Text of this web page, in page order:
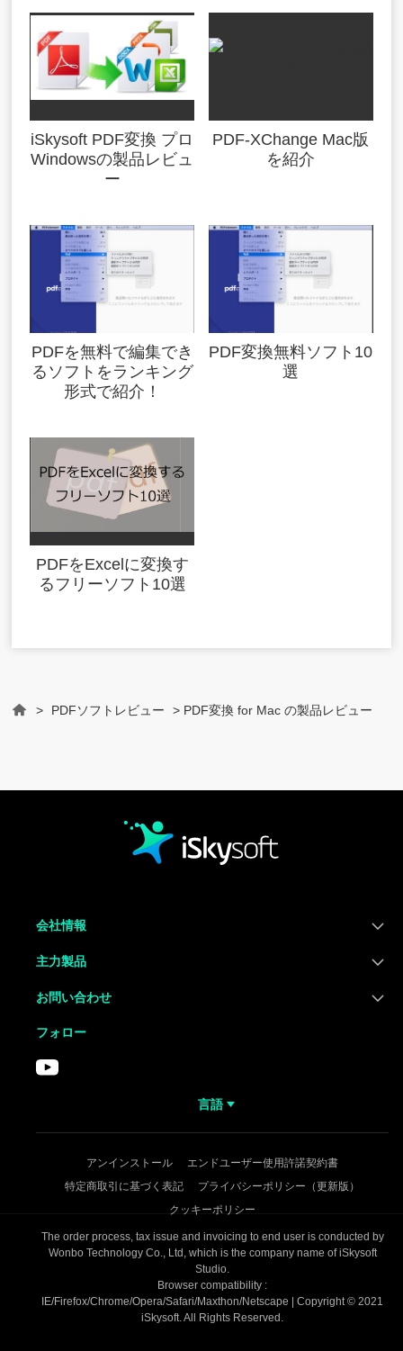
iSkysoft PDF変換 プロ
Windowsの製品レビュ
ー
PDF-XChange Mac版
を紹介
PDFを無料で編集でき
るソフトをランキング
形式で紹介！
PDF変換無料ソフト10
選
PDFをExcelに変換す
るフリーソフト10選
> PDFソフトレビュー > PDF変換 for Mac の製品レビュー
会社情報
主力製品
お問い合わせ
フォロー
言語
アンインストール
エンドユーザー使用許諾契約書
特定商取引に基づく表記
プライバシーポリシー（更新版）
クッキーポリシー
The order process, tax issue and invoicing to end user is conducted by
Wonbo Technology Co., Ltd, which is the company name of iSkysoft
Studio.
Browser compatibility :
IE/Firefox/Chrome/Opera/Safari/Maxthon/Netscape | Copyright © 2021
iSkysoft. All Rights Reserved.